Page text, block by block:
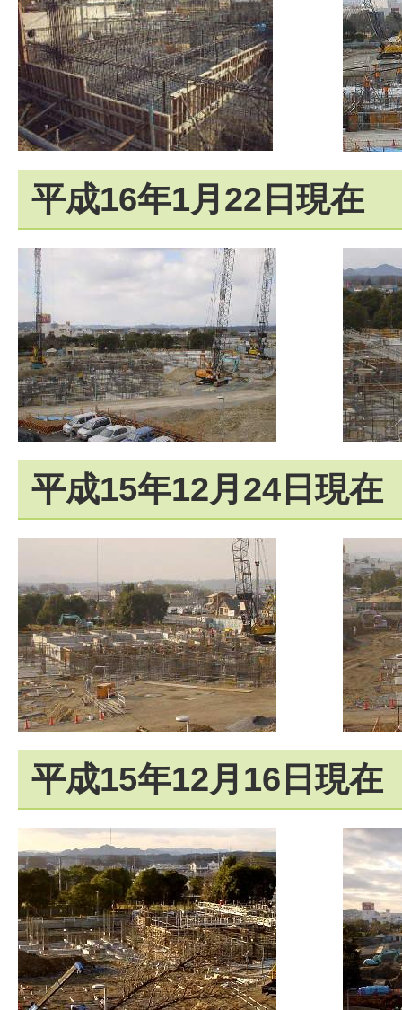
平成16年1月22日現在
平成15年12月24日現在
平成15年12月16日現在